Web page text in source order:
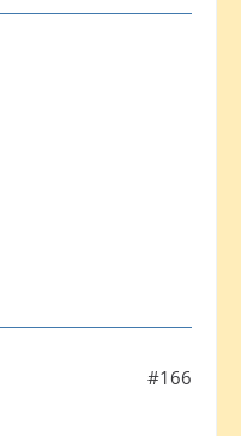
#166